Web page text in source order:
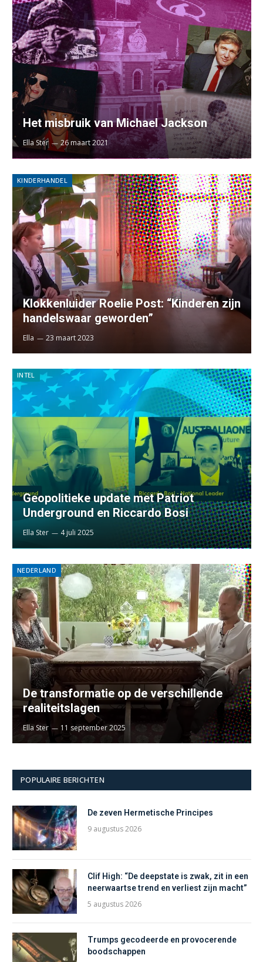
Het misbruik van Michael Jackson
Ella Ster 26 maart 2021
KINDERHANDEL
Klokkenluider Roelie Post: “Kinderen zijn
handelswaar geworden”
Ella 23 maart 2023
INTEL
Geopolitieke update met Patriot
Underground en Riccardo Bosi
Ella Ster 4 juli 2025
NEDERLAND
De transformatie op de verschillende
realiteitslagen
Ella Ster 11 september 2025
POPULAIRE BERICHTEN
De zeven Hermetische Principes
9 augustus 2026
Clif High: “De deepstate is zwak, zit in een
neerwaartse trend en verliest zijn macht”
5 augustus 2026
Trumps gecodeerde en provocerende
boodschappen